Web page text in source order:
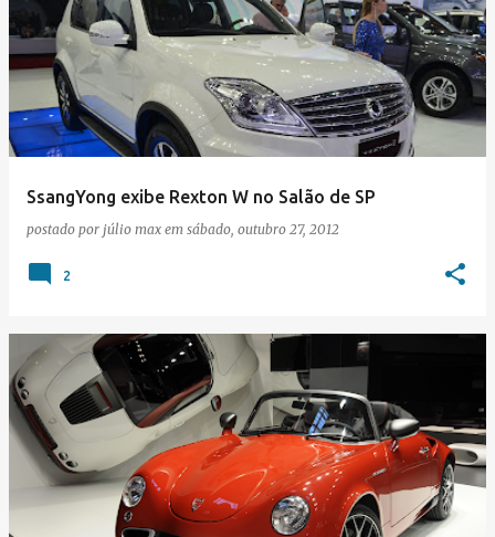
SsangYong exibe Rexton W no Salão de SP
postado por júlio max em sábado, outubro 27, 2012
2